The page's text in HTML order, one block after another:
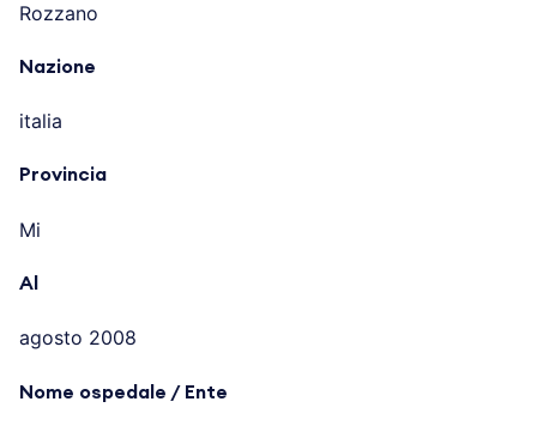
Rozzano
Nazione
italia
Provincia
Mi
Al
agosto 2008
Nome ospedale / Ente